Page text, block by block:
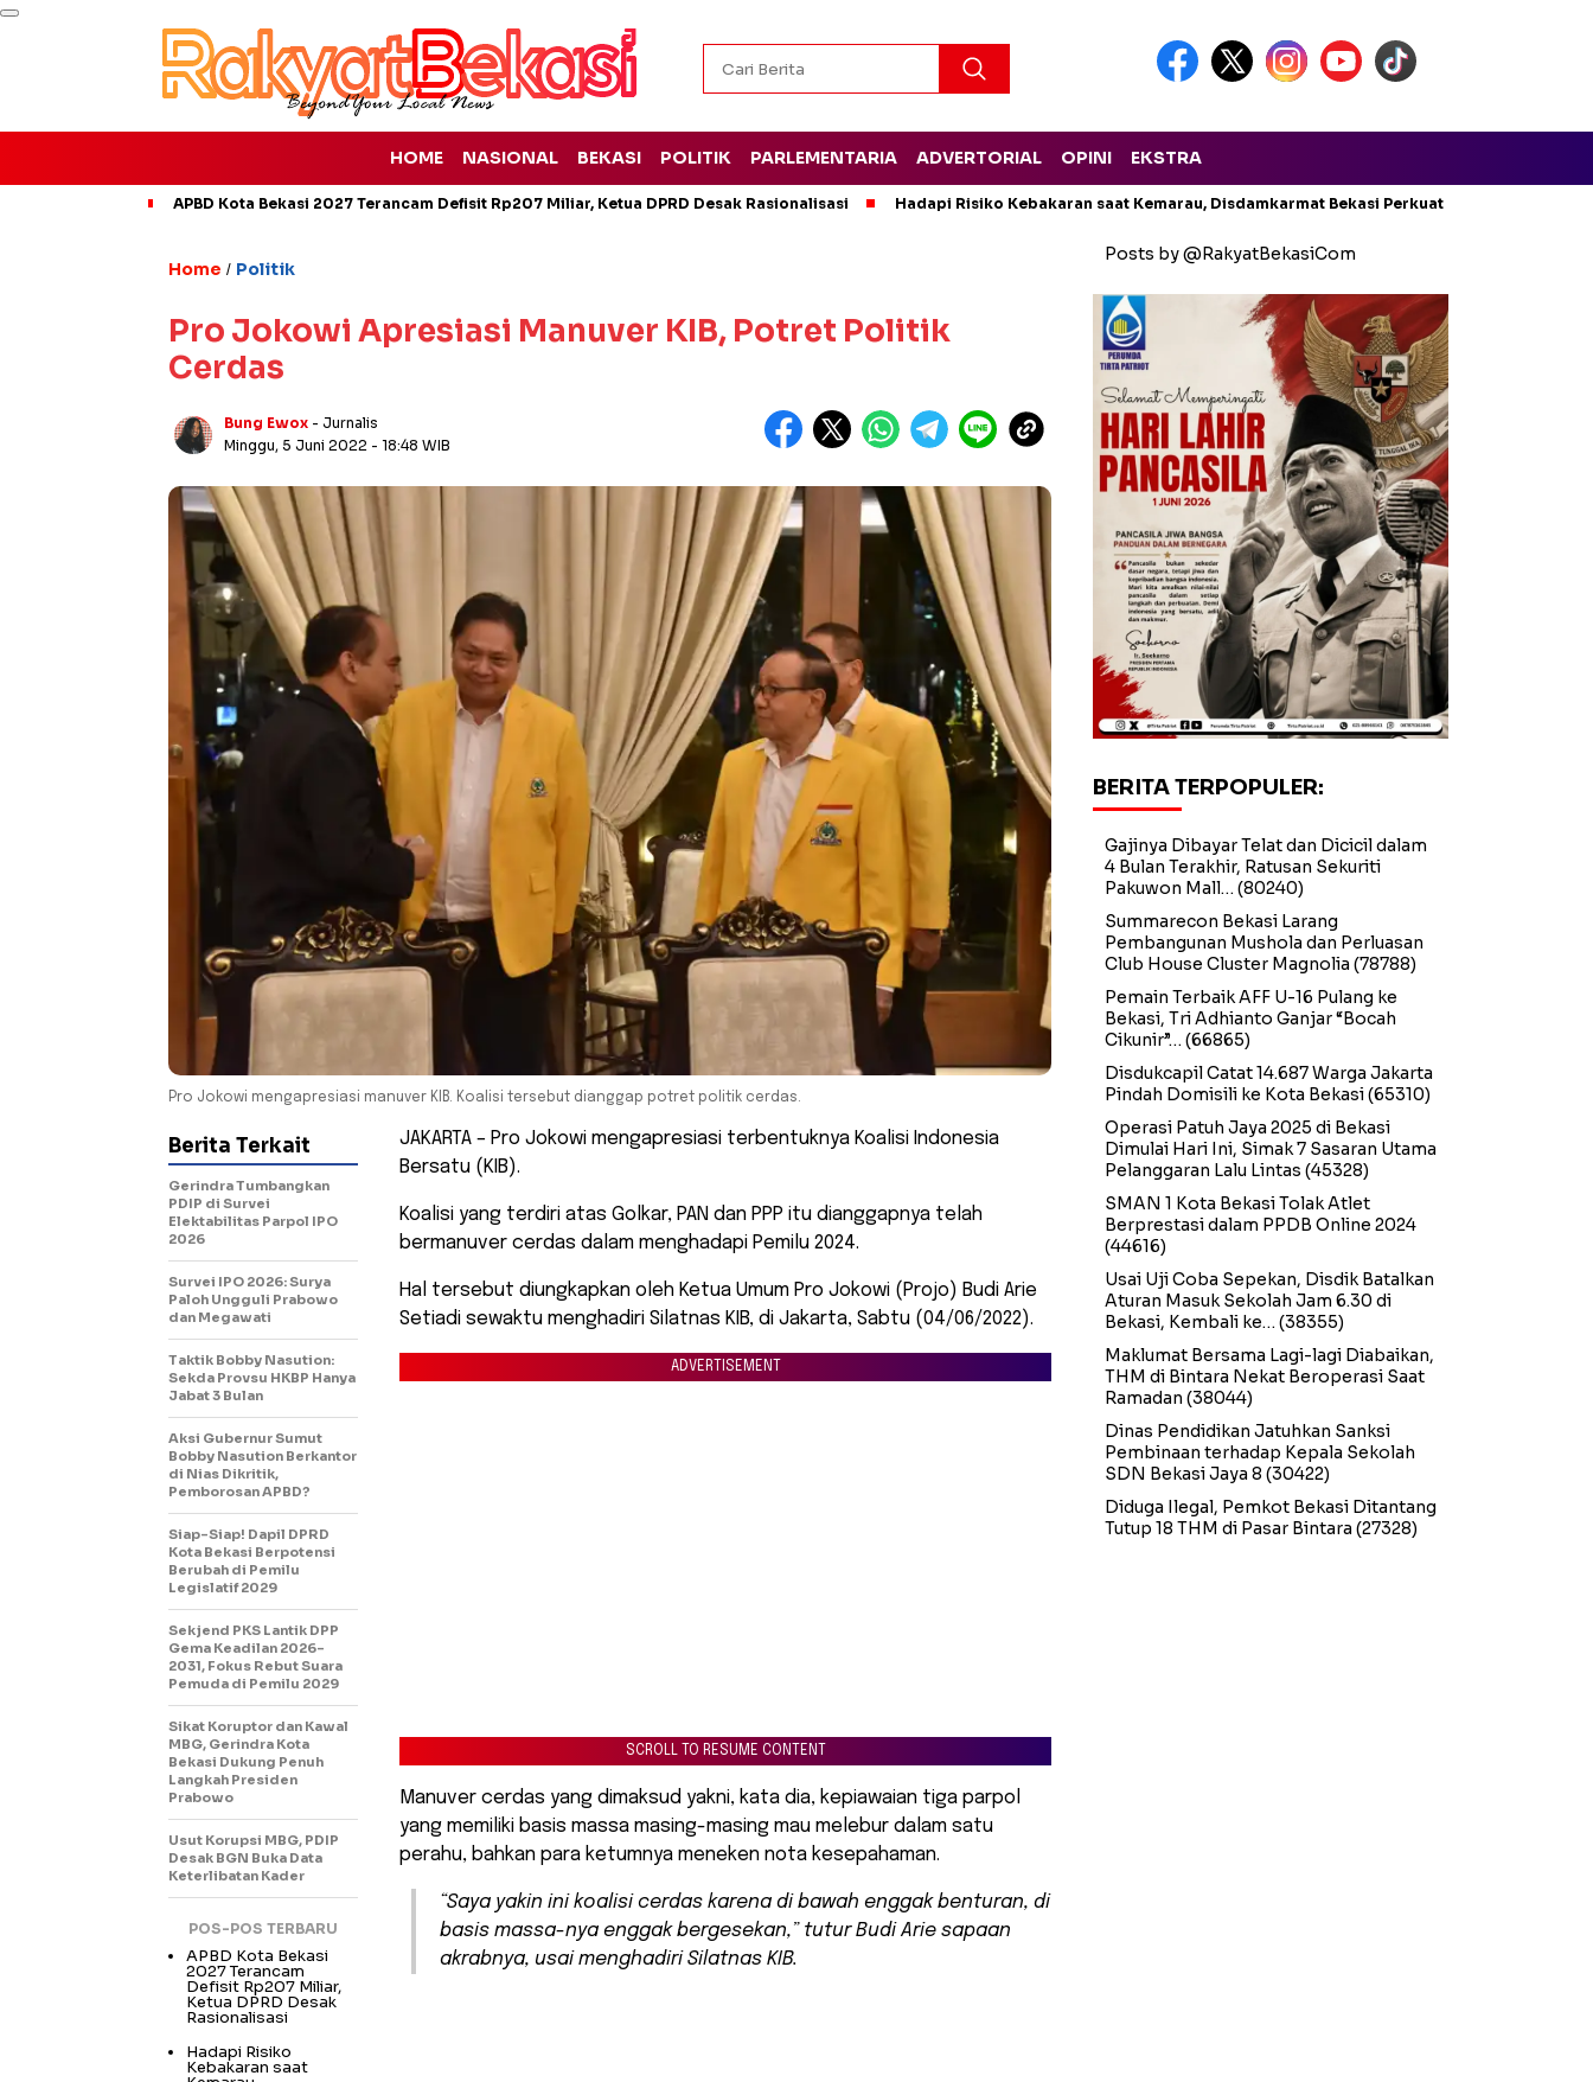
HOME NASIONAL BEKASI POLITIK PARLEMENTARIA ADVERTORIAL OPINI EKSTRA
APBD Kota Bekasi 2027 Terancam Defisit Rp207 Miliar, Ketua DPRD Desak Rasionalisasi Hadapi Risiko Kebakaran saat Kemarau, Disdamkarmat Bekasi Perkuat Cadangan Air
Home / Politik
Pro Jokowi Apresiasi Manuver KIB, Potret Politik
Cerdas
Bung Ewox - Jurnalis
Minggu, 5 Juni 2022 - 18:48 WIB
Pro Jokowi mengapresiasi manuver KIB. Koalisi tersebut dianggap potret politik cerdas.
JAKARTA – Pro Jokowi mengapresiasi terbentuknya Koalisi Indonesia
Bersatu (KIB).
Koalisi yang terdiri atas Golkar, PAN dan PPP itu dianggapnya telah
bermanuver cerdas dalam menghadapi Pemilu 2024.
Hal tersebut diungkapkan oleh Ketua Umum Pro Jokowi (Projo) Budi Arie
Setiadi sewaktu menghadiri Silatnas KIB, di Jakarta, Sabtu (04/06/2022).
ADVERTISEMENT
SCROLL TO RESUME CONTENT
Manuver cerdas yang dimaksud yakni, kata dia, kepiawaian tiga parpol
yang memiliki basis massa masing-masing mau melebur dalam satu
perahu, bahkan para ketumnya meneken nota kesepahaman.
“Saya yakin ini koalisi cerdas karena di bawah enggak benturan, di
basis massa-nya enggak bergesekan,” tutur Budi Arie sapaan
akrabnya, usai menghadiri Silatnas KIB.
Berita Terkait
Gerindra Tumbangkan
PDIP di Survei
Elektabilitas Parpol IPO
2026
Survei IPO 2026: Surya
Paloh Ungguli Prabowo
dan Megawati
Taktik Bobby Nasution:
Sekda Provsu HKBP Hanya
Jabat 3 Bulan
Aksi Gubernur Sumut
Bobby Nasution Berkantor
di Nias Dikritik,
Pemborosan APBD?
Siap-Siap! Dapil DPRD
Kota Bekasi Berpotensi
Berubah di Pemilu
Legislatif 2029
Sekjend PKS Lantik DPP
Gema Keadilan 2026-
2031, Fokus Rebut Suara
Pemuda di Pemilu 2029
Sikat Koruptor dan Kawal
MBG, Gerindra Kota
Bekasi Dukung Penuh
Langkah Presiden
Prabowo
Usut Korupsi MBG, PDIP
Desak BGN Buka Data
Keterlibatan Kader
POS-POS TERBARU
APBD Kota Bekasi
2027 Terancam
Defisit Rp207 Miliar,
Ketua DPRD Desak
Rasionalisasi
Hadapi Risiko
Kebakaran saat
Posts by @RakyatBekasiCom
BERITA TERPOPULER:
Gajinya Dibayar Telat dan Dicicil dalam
4 Bulan Terakhir, Ratusan Sekuriti
Pakuwon Mall… (80240)
Summarecon Bekasi Larang
Pembangunan Mushola dan Perluasan
Club House Cluster Magnolia (78788)
Pemain Terbaik AFF U-16 Pulang ke
Bekasi, Tri Adhianto Ganjar “Bocah
Cikunir”… (66865)
Disdukcapil Catat 14.687 Warga Jakarta
Pindah Domisili ke Kota Bekasi(65310)
Operasi Patuh Jaya 2025 di Bekasi
Dimulai Hari Ini, Simak 7 Sasaran Utama
Pelanggaran Lalu Lintas (45328)
SMAN 1 Kota Bekasi Tolak Atlet
Berprestasi dalam PPDB Online 2024
(44616)
Usai Uji Coba Sepekan, Disdik Batalkan
Aturan Masuk Sekolah Jam 6.30 di
Bekasi, Kembali ke… (38355)
Maklumat Bersama Lagi-lagi Diabaikan,
THM di Bintara Nekat Beroperasi Saat
Ramadan (38044)
Dinas Pendidikan Jatuhkan Sanksi
Pembinaan terhadap Kepala Sekolah
SDN Bekasi Jaya 8 (30422)
Diduga Ilegal, Pemkot Bekasi Ditantang
Tutup 18 THM di Pasar Bintara (27328)